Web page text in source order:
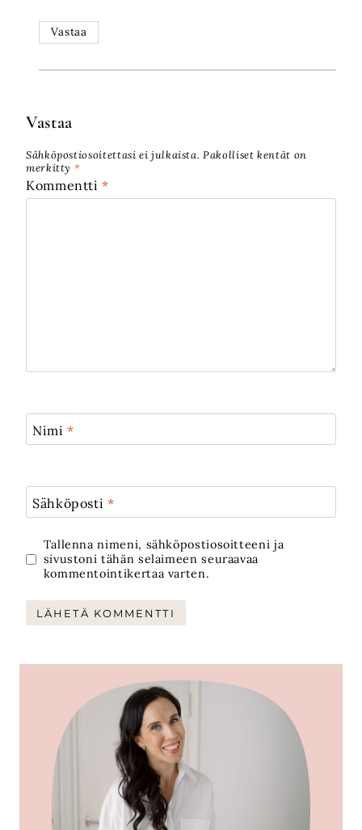
Vastaa
Vastaa
Sähköpostiosoitettasi ei julkaista. Pakolliset kentät on
merkitty *
Kommentti*
Nimi*
Sähköposti*
Tallenna nimeni, sähköpostiosoitteeni ja
sivustoni tähän selaimeen seuraavaa
kommentointikertaa varten.